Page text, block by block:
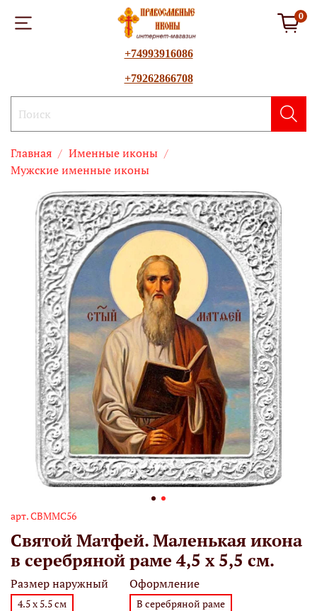
0
+74993916086
+79262866708
Главная
Именные иконы
Мужские именные иконы
арт.СВММС56
Святой Матфей. Маленькая икона
в серебряной раме 4,5 х 5,5 см.
Размер наружный
4.5 х 5.5 см
Оформление
В серебряной раме